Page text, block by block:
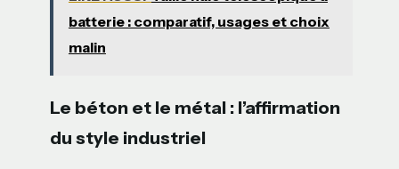
batterie : comparatif, usages et choix
malin
Le béton et le métal : l’affirmation
du style industriel